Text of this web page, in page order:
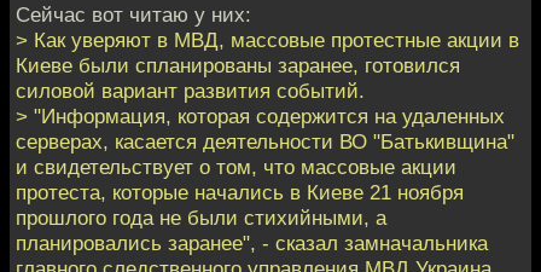
Сейчас вот читаю у них:
> Как уверяют в МВД, массовые протестные акции в
Киеве были спланированы заранее, готовился
силовой вариант развития событий.
> "Информация, которая содержится на удаленных
серверах, касается деятельности ВО "Батькивщина"
и свидетельствует о том, что массовые акции
протеста, которые начались в Киеве 21 ноября
прошлого года не были стихийными, а
планировались заранее", - сказал замначальника